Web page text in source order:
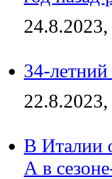
34-
В Италии
А в